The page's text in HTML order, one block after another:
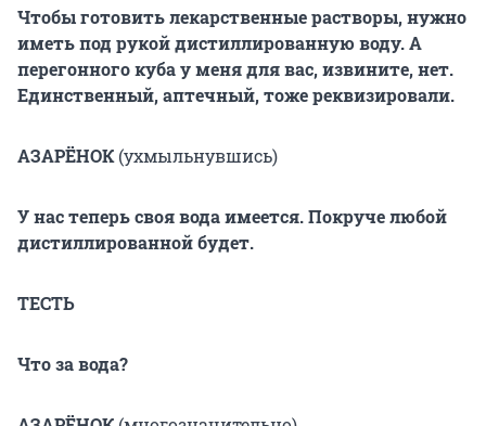
Чтобы готовить лекарственные растворы, нужно
иметь под рукой дистиллированную воду. А
перегонного куба у меня для вас, извините, нет.
Единственный, аптечный, тоже реквизировали.
АЗАРЁНОК (ухмыльнувшись)
У нас теперь своя вода имеется. Покруче любой
дистиллированной будет.
ТЕСТЬ
Что за вода?